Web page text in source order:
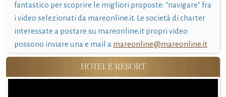
fantastico per scoprire le migliori proposte: "navigare" fra
i video selezionati da mareonline.it. Le società di charter
interessate a postare su mareonline.it propri video
possono inviare una e mail a mareonline@mareonline.it
HOTEL E RESORT